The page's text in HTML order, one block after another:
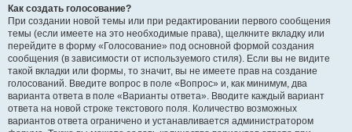
Как создать голосование?
При создании новой темы или при редактировании первого сообщения
темы (если имеете на это необходимые права), щелкните вкладку или
перейдите в форму «Голосование» под основной формой создания
сообщения (в зависимости от используемого стиля). Если вы не видите
такой вкладки или формы, то значит, вы не имеете прав на создание
голосований. Введите вопрос в поле «Вопрос» и, как минимум, два
варианта ответа в поле «Варианты ответа». Вводите каждый вариант
ответа на новой строке текстового поля. Количество возможных
вариантов ответа ограничено и устанавливается администратором